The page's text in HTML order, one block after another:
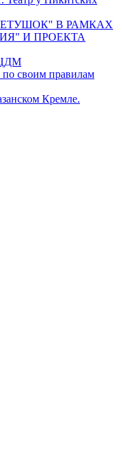
В РАМКАХ
И ПРОЕКТА
ЦДМ
по своим правилам
Кремле.